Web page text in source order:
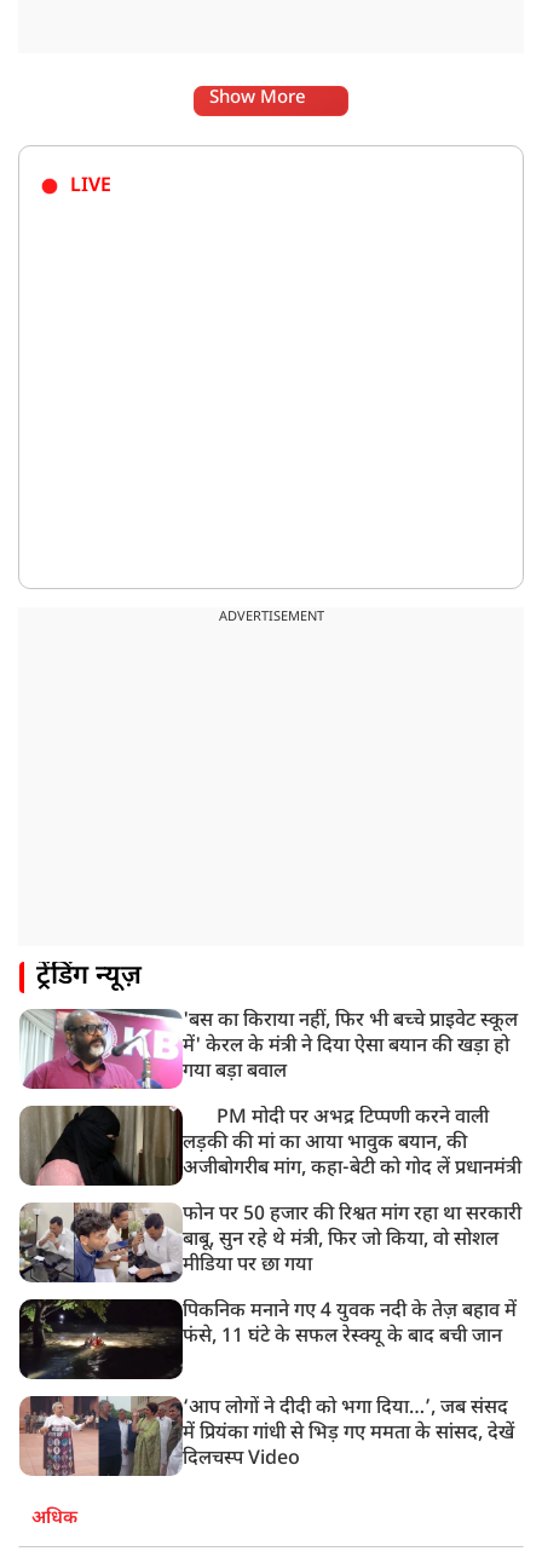
Show More
LIVE
ADVERTISEMENT
ट्रेंडिंग न्यूज़
'बस का किराया नहीं, फिर भी बच्चे प्राइवेट स्कूल
में' केरल के मंत्री ने दिया ऐसा बयान की खड़ा हो
गया बड़ा बवाल
PM मोदी पर अभद्र टिप्पणी करने वाली
लड़की की मां का आया भावुक बयान, की
अजीबोगरीब मांग, कहा-बेटी को गोद लें प्रधानमंत्री
फोन पर 50 हजार की रिश्वत मांग रहा था सरकारी
बाबू, सुन रहे थे मंत्री, फिर जो किया, वो सोशल
मीडिया पर छा गया
पिकनिक मनाने गए 4 युवक नदी के तेज़ बहाव में
फंसे, 11 घंटे के सफल रेस्क्यू के बाद बची जान
‘आप लोगों ने दीदी को भगा दिया…’, जब संसद
में प्रियंका गांधी से भिड़ गए ममता के सांसद, देखें
दिलचस्प Video
अधिक